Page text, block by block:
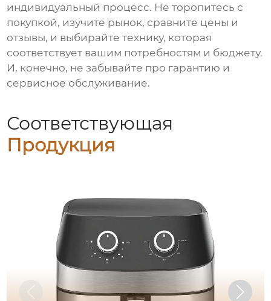
индивидуальный процесс. Не торопитесь с
покупкой, изучите рынок, сравните цены и
отзывы, и выбирайте технику, которая
соответствует вашим потребностям и бюджету.
И, конечно, не забывайте про гарантию и
сервисное обслуживание.
Соответствующая
Продукция